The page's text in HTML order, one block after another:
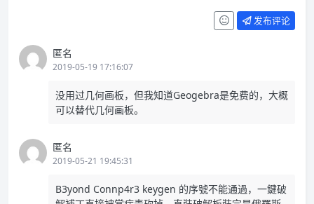
发布评论
匿名
2019-05-19 17:16:07
没用过几何画板，但我知道Geogebra是免费的，大概
可以替代几何画板。
匿名
2019-05-21 19:45:31
B3yond Connp4r3 keygen 的序號不能通過，一鍵破